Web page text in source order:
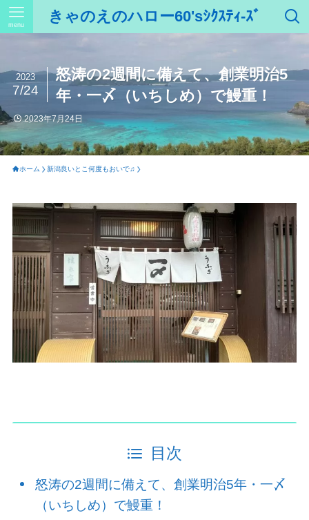
きゃのえのハロー60'sｼｸｽﾃｨ-ｽﾞ
menu
怒涛の2週間に備えて、創業明治5
年・一〆（いちしめ）で鰻重！
2023
7/24
2023年7月24日
ホーム 新潟良いとこ何度もおいで♫
目次
怒涛の2週間に備えて、創業明治5年・一〆
（いちしめ）で鰻重！